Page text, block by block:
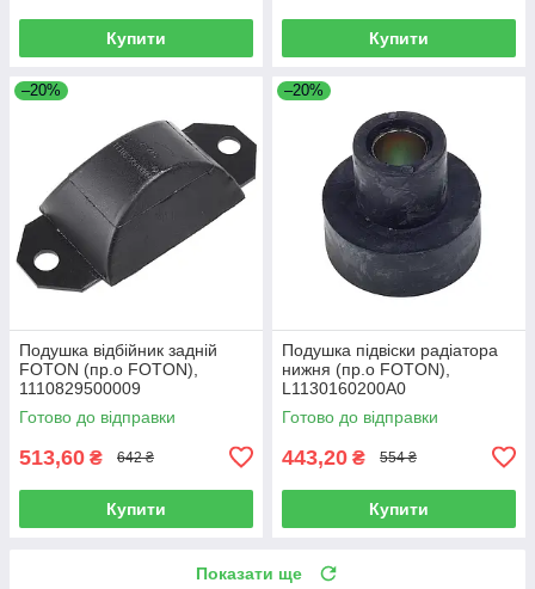
Купити Купити
–20%
Подушка відбійник задній
FOTON (пр.о FOTON),
1110829500009
Готово до відправки
513,60 ₴ 642 ₴
Купити
–20%
Подушка підвіски радіатора
нижня (пр.о FOTON),
L1130160200A0
Готово до відправки
443,20 ₴ 554 ₴
Купити
Показати ще